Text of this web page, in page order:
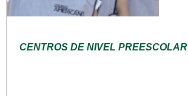
CENTROS DE NIVEL PREESCOLAR